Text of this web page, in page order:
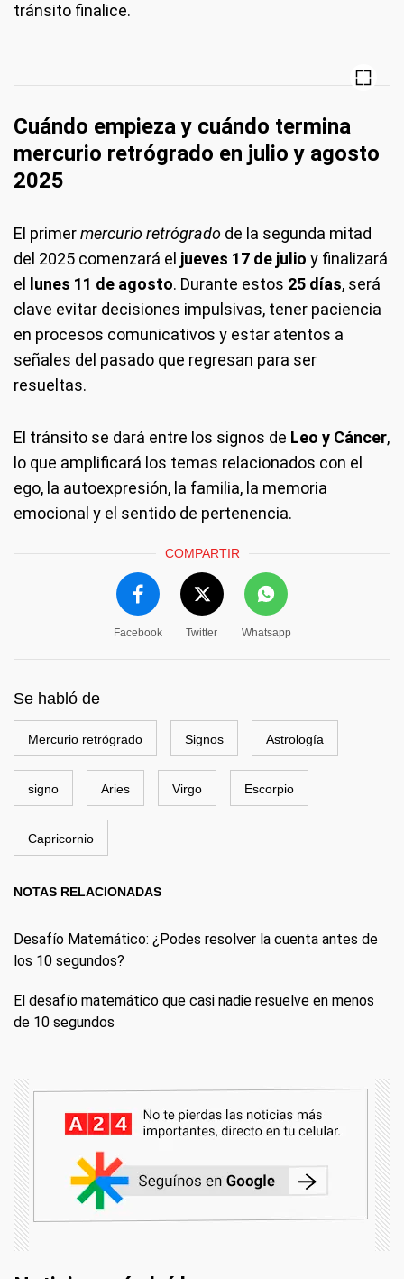
tránsito finalice.
Cuándo empieza y cuándo termina
mercurio retrógrado en julio y agosto
2025
El primermercurio retrógrado de la segunda mitad
del 2025 comenzará el jueves 17 de julio y finalizará
el
lunes 11 de agosto. Durante estos 25 días, será
clave evitar decisiones impulsivas, tener paciencia
en procesos comunicativos y estar atentos a
señales del pasado que regresan para ser
resueltas.
El tránsito se dará entre los signos de Leo y Cáncer,
lo que amplificará los temas relacionados con el
ego, la autoexpresión, la familia, la memoria
emocional y el sentido de pertenencia.
COMPARTIR
Facebook Twitter Whatsapp
Se habló de
Mercurio retrógrado Signos Astrología
signo Aries Virgo Escorpio
Capricornio
NOTAS RELACIONADAS
Desafío Matemático: ¿Podes resolver la cuenta antes de
los 10 segundos?
El desafío matemático que casi nadie resuelve en menos
de 10 segundos